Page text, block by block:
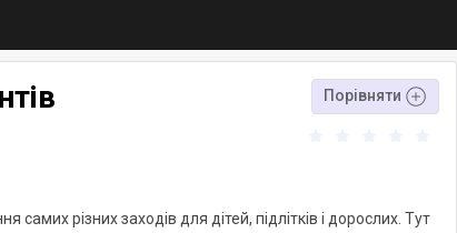
Порівняти
різних заходів для дітей, підлітків і дорослих. Тут